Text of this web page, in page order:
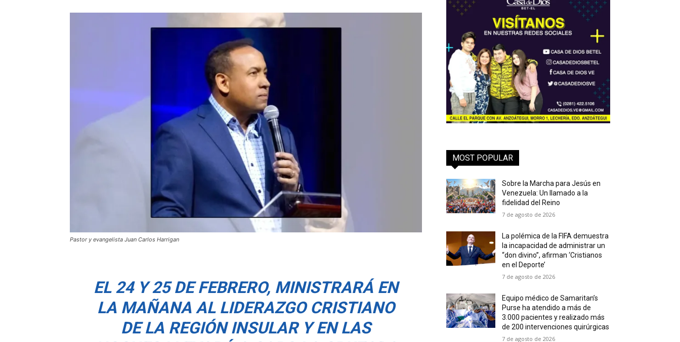
Pastor y evangelista Juan Carlos Harrigan
EL 24 Y 25 DE FEBRERO, MINISTRARÁ EN
LA MAÑANA AL LIDERAZGO CRISTIANO
DE LA REGIÓN INSULAR Y EN LAS
MOST POPULAR
Sobre la Marcha para Jesús en
Venezuela: Un llamado a la
fidelidad del Reino
7 de agosto de 2026
La polémica de la FIFA demuestra
la incapacidad de administrar un
“don divino”, afirman ‘Cristianos
en el Deporte’
7 de agosto de 2026
Equipo médico de Samaritan’s
Purse ha atendido a más de
3.000 pacientes y realizado más
de 200 intervenciones quirúrgicas
7 de agosto de 2026